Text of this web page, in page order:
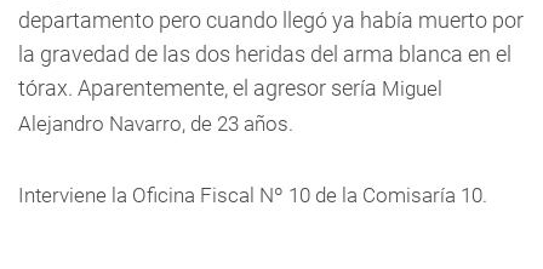
departamento pero cuando llegó ya había muerto por
la gravedad de las dos heridas del arma blanca en el
tórax. Aparentemente, el agresor sería Miguel
Alejandro Navarro, de 23 años.
Interviene la Oficina Fiscal Nº 10 de la Comisaría 10.